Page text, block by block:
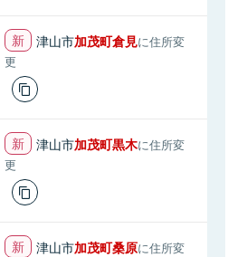
津山市加茂町倉見に住所変
更
津山市加茂町黒木に住所変
更
津山市加茂町桑原に住所変